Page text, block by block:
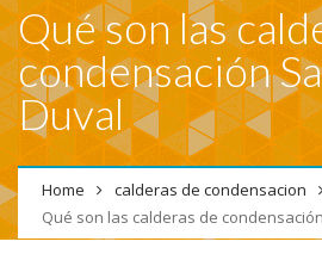
Qué son las
condensación
Duval
Home
calderas de condensacion
Qué son las calderas de